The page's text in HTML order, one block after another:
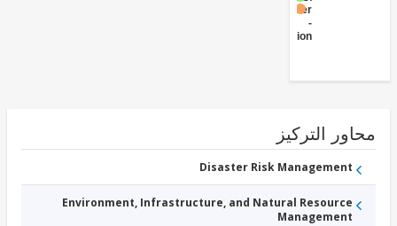
Transportation
التركيز
Disaster Risk Management
Environment, Infrastructure, and Natural Resource
Management